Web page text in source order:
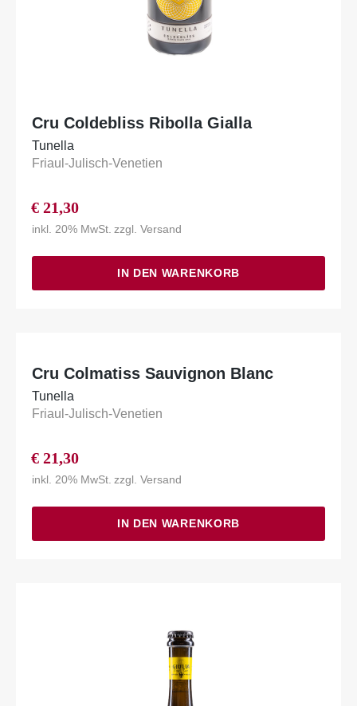
Cru Coldebliss Ribolla Gialla
Tunella
Friaul-Julisch-Venetien
€ 21,30
inkl. 20% MwSt. zzgl.Versand
IN DEN WARENKORB
Cru Colmatiss Sauvignon Blanc
Tunella
Friaul-Julisch-Venetien
€ 21,30
inkl. 20% MwSt. zzgl.Versand
IN DEN WARENKORB